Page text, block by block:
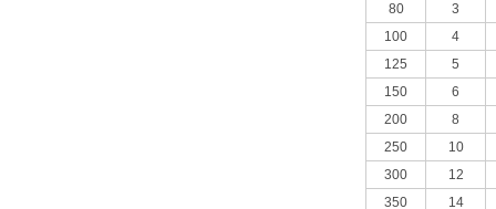
80
3
100
4
125
5
150
6
200
8
250
10
300
12
350
14